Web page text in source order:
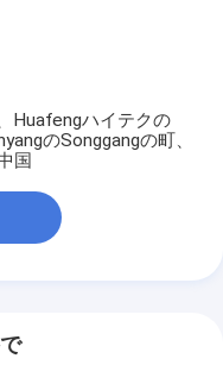
Huafengハイテクの
のSonggangの町、
国